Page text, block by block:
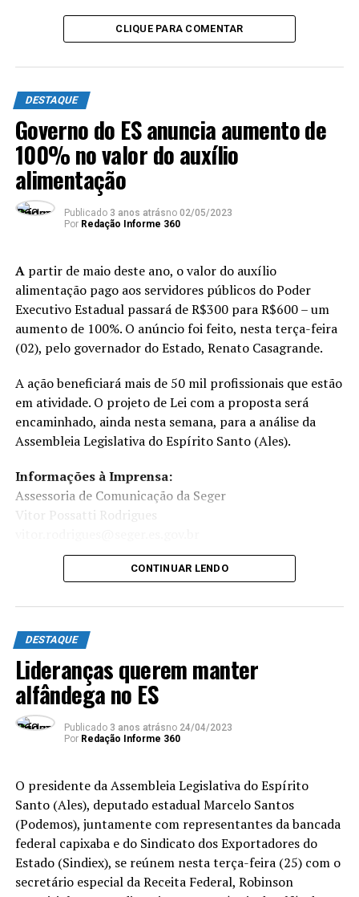
Segundo o voto da relatora, desembargadora eleitoral
Alessandra Bilac, o diretório municipal do PL em Silva
Jardim teria requerido registro de candidata, “para tão
somente garantir o cumprimento, meramente formal,
da quota mínima de gênero e lograr êxito em obter o
A desembargadora aponta que, além da votação
inexpressiva, uma candidata do PL recebeu materiais
gráficos de campanha e não comprovou a utilização, não
fez atos de campanha, fez propaganda eleitoral nas
prestação de contas padronizada e sem movimentação
financeira.
AAgência Brasiltenta contato com a regional da
do TRE-RJ.
Vereadores
Na sessão ordinária de ontem (19) da Câmara Municipal
de Silva Jardim, os vereadores cassados se
campanha.
ANÚNCIO
“Não me acovardei, fui até o final. Está aí o resultado:
cassaram nosso mandato. Estou emocionado não por
que estou perdendo o mandato, mas porque honrei a
minha palavra. Eu vou sair de cabeça em pé e vou voltar
mais forte ainda. Nós brigamos o tempo inteiro, não nos
CLIQUE PARA COMENTAR
DESTAQUE
Governo do ES anuncia aumento de
100% no valor do auxílio
alimentação
Publicado 3 anos atrásno 02/05/2023
Por Redação Informe 360
Apartir de maio deste ano, o valor do auxílio
alimentação pago aos servidores públicos do Poder
Executivo Estadual passará de R$300 para R$600 – um
aumento de 100%. O anúncio foi feito, nesta terça-feira
(02), pelo governador do Estado, Renato Casagrande.
A ação beneficiará mais de 50 mil profissionais que estão
em atividade. O projeto de Lei com a proposta será
encaminhado, ainda nesta semana, para a análise da
Assembleia Legislativa do Espírito Santo (Ales).
Informações à Imprensa:
Assessoria de Comunicação da Seger
Vitor Possatti Rodrigues
CONTINUAR LENDO
DESTAQUE
Lideranças querem manter
alfândega no ES
Publicado 3 anos atrásno 24/04/2023
Por Redação Informe 360
O presidente da Assembleia Legislativa do Espírito
Santo (Ales), deputado estadual Marcelo Santos
(Podemos), juntamente com representantes da bancada
federal capixaba e do Sindicato dos Exportadores do
Estado (Sindiex), se reúnem nesta terça-feira (25) com o
secretário especial da Receita Federal, Robinson